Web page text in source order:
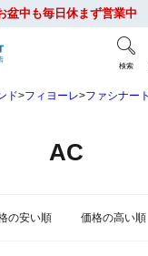
盆中も毎日休まず営業中
検索
ド フィヨーレ ファシナート
AC
の安い順 価格の高い順